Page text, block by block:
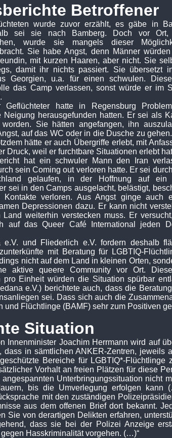
Betroffener
wurde zuvor erzählt, es gäbe in
sei sie nach Bamberg. Doch vor
wurde sie mangels dieser
Sie habe Angst, denn Männer
mit kurzen Haaren, aber nicht. Sie
damit ihr nichts passiert. Sie übersetzt
Georgien, u.a. für einen schwulen.
das Camp verlassen, sonst würde er im
Geflüchteter hatte in Regensburg
Neigung herausgefunden hatten. Er sei als
worden. Sie hätten angefangen, ihn
auf das WC oder in die Dusche zu
hätte er auch Übergriffe erlebt, mit
Druck, weil er furchtbare Situationen erlebt
hat ein schwuler Mann den Iran
sein Coming out verloren hatte. Er sei
gelaufen, in der Hoffnung auf ein
sei in den Camps ausgelacht, belästigt,
Kontakte verloren. Aus Angst ginge auch
Depressionen dazu. Er kann nicht
weiterhin verstecken muss. Er
auf das Queer Café International jeden
e.V. und Fliederlich e.V. fordern deshalb
mit Beratung für LGBTIQ-
nicht auf dem Land in kleinen Orten,
aktive queere Community vor Ort.
pro Einheit würden die Situation spürbar
e.V.) berichtete auch, dass die
sei. Dass sich auch die
und Flüchtlinge (BAMF) sehr zum Positiven
Situation
Innenminister Joachim Herrmann wird auf
dass in sämtlichen ANKER-Zentren, jeweils
Bereiche für LGBTIQ*-Flüchtlinge
Vorhalt an freien Plätzen für diese
Unterbringungssituation nicht
bis die Umverlegung erfolgen kann
mit den zuständigen
aus dem offenen Brief dort bekannt.
Sie von derartigen Delikten erfahren,
dass sie bei der Polizei Anzeige
Hasskriminalität vorgehen. (…)“